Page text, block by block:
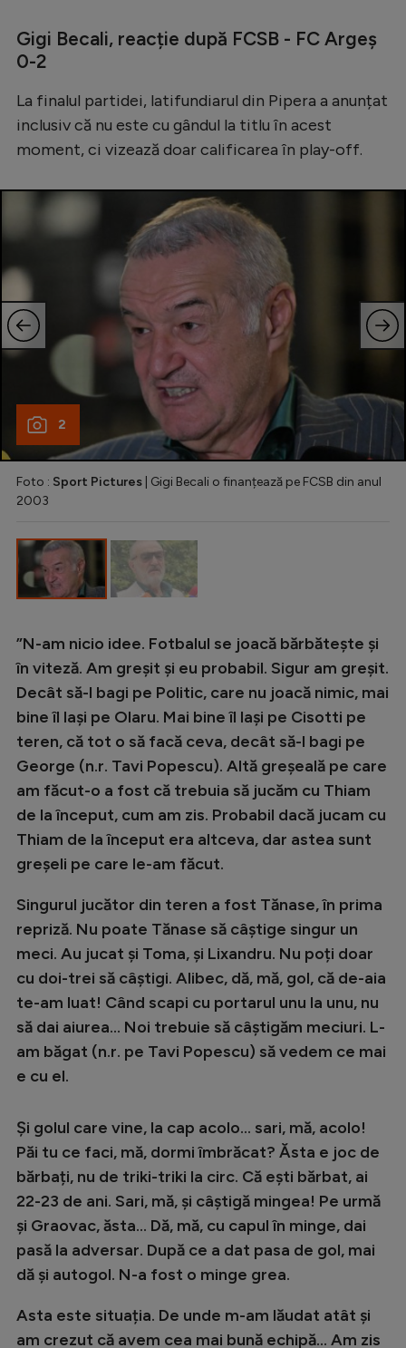
Handbal
Natație
Gimnastică
Auto
Rugby
Ciclism
Alte sporturi
JO 2024
JO 2026
Intră în cont
Creează cont
Gigi Becali, reacție după FCSB - FC Argeș
0-2
La finalul partidei, latifundiarul din Pipera a anunțat
inclusiv că nu este cu gândul la titlu în acest
moment, ci vizează doar calificarea în play-off.
2
Foto : Sport Pictures | Gigi Becali o finanțează pe FCSB din anul
2003
”N-am nicio idee. Fotbalul se joacă bărbătește și
în viteză. Am greșit și eu probabil. Sigur am greșit.
Decât să-l bagi pe Politic, care nu joacă nimic, mai
bine îl lași pe Olaru. Mai bine îl lași pe Cisotti pe
teren, că tot o să facă ceva, decât să-l bagi pe
George (n.r. Tavi Popescu). Altă greșeală pe care
am făcut-o a fost că trebuia să jucăm cu Thiam
de la început, cum am zis. Probabil dacă jucam cu
Thiam de la început era altceva, dar astea sunt
greșeli pe care le-am făcut.
Singurul jucător din teren a fost Tănase, în prima
repriză. Nu poate Tănase să câștige singur un
meci. Au jucat și Toma, și Lixandru. Nu poți doar
cu doi-trei să câștigi. Alibec, dă, mă, gol, că de-aia
te-am luat! Când scapi cu portarul unu la unu, nu
să dai aiurea... Noi trebuie să câștigăm meciuri. L-
am băgat (n.r. pe Tavi Popescu) să vedem ce mai
e cu el.
Și golul care vine, la cap acolo… sari, mă, acolo!
Păi tu ce faci, mă, dormi îmbrăcat? Ăsta e joc de
bărbați, nu de triki-triki la circ. Că ești bărbat, ai
22-23 de ani. Sari, mă, și câștigă mingea! Pe urmă
și Graovac, ăsta… Dă, mă, cu capul în minge, dai
pasă la adversar. După ce a dat pasa de gol, mai
dă și autogol. N-a fost o minge grea.
Asta este situația. De unde m-am lăudat atât și
am crezut că avem cea mai bună echipă... Am zis